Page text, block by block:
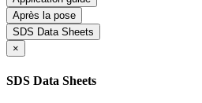
Après la pose
SDS Data Sheets
×
SDS Data Sheets